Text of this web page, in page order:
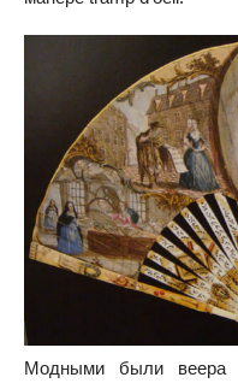
Модными были веера